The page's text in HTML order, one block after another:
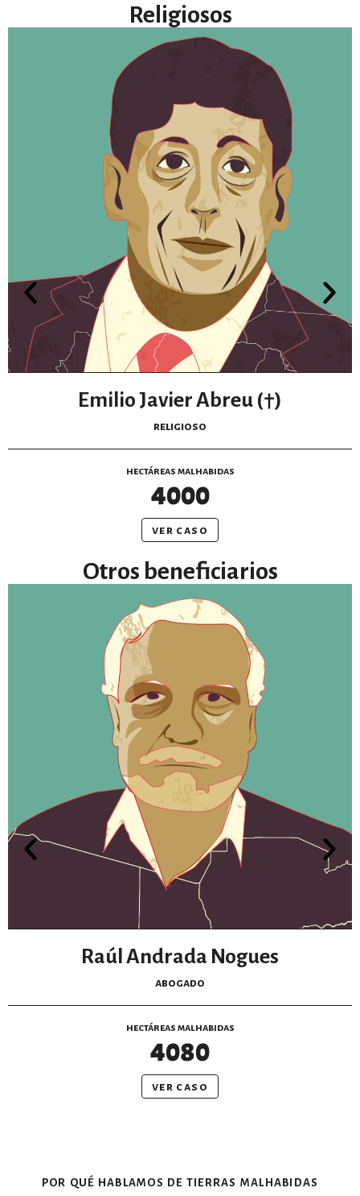
Religiosos
Emilio Javier Abreu (†)
religioso
hectáreas malhabidas
4000
ver caso
Otros beneficiarios
Raúl Andrada Nogues
abogado
hectáreas malhabidas
4080
ver caso
por qué hablamos de tierras malhabidas